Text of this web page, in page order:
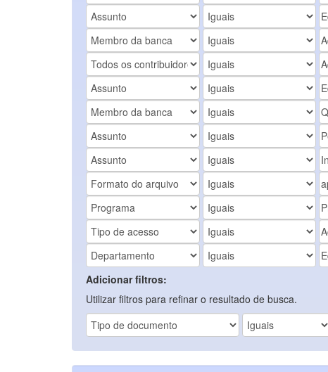
Adicionar filtros:
Utilizar filtros para refinar o resultado de busca.